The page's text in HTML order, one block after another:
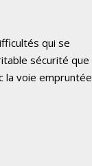
qui se
sécurité que
la voie empruntée